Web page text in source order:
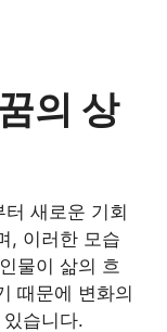
의 상
새로운 기회
, 이러한 모습
물이 삶의 흐
때문에 변화의
습니다.